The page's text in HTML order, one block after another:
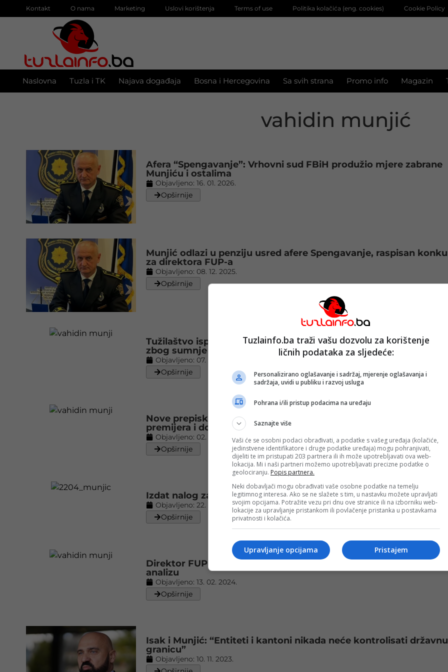
Kontakt O nama Marketing Uslovi korištenja Terms of use Politika kolačića (eng. cookies) Cookie Policy
Naslovna Tuzla i TK Najava događaja Bosna i Hercegovina Sa svih strana Promo info Magazin
vahidin munjić
Afera “Spengavanje”: Vrhovni sud FBiH produžio mjere zabrane
Munjiću i ostalima
Objavljeno:16. 01. 2026.
Opširnije
Munjić odlazi u penziju usred afere Spengavanje, raspisan
za direktora FUP-a
Objavljeno: 08. 12. 2025.
Opširnije
Tužilaštvo ispituje direktora FUP-a i visoke federalne zvaničnike
zbog sumnje na zloupotrebu položaja
Objavljeno: 07. 11. 2025.
Opširnije
Nove prepiske: Munjić dojavljivao u Vladu da Tužilaštvo istražuje
premijera i dopremijere FBiH
Objavljeno: 02. 11. 2025.
Opširnije
Izdat nalog za hapšenje vd. direktora FUP-a Vahidina Munjića
Objavljeno:22. 04. 2024.
Opširnije
Direktor FUP-a poručio: MUP TK mora hitno izvršiti duboku
analizu
Objavljeno:13. 02. 2024.
Opširnije
Isak i Munjić: “Entiteti i kantoni nikada neće kontrolisati državnu
granicu”
Objavljeno:10. 11. 2023.
Tuzlainfo.ba traži vašu dozvolu za korištenje
ličnih podataka za sljedeće:
Personalizirano oglašavanje i sadržaj, mjerenje oglašavanja i
sadržaja, uvidi u publiku i razvoj usluga
Pohrana i/ili pristup podacima na uređaju
Saznajte više
Vaši će se osobni podaci obrađivati, a podatke s vašeg uređaja (kolačiće,
jedinstvene identifikatore i druge podatke uređaja) mogu pohranjivati,
dijeliti te im pristupati 203 partnera ili ih može upotrebljavati ova web-
lokacija. Mi i naši partneri možemo upotrebljavati precizne podatke o
geolociranju. Popis partnera.
Neki dobavljači mogu obrađivati vaše osobne podatke na temelju
legitimnog interesa. Ako se ne slažete s tim, u nastavku možete upravljati
svojim opcijama. Potražite vezu pri dnu ove stranice ili na izborniku web-
lokacije za upravljanje pristankom ili povlačenje pristanka u postavkama
privatnosti i kolačića.
Pristajem
Upravljanje opcijama